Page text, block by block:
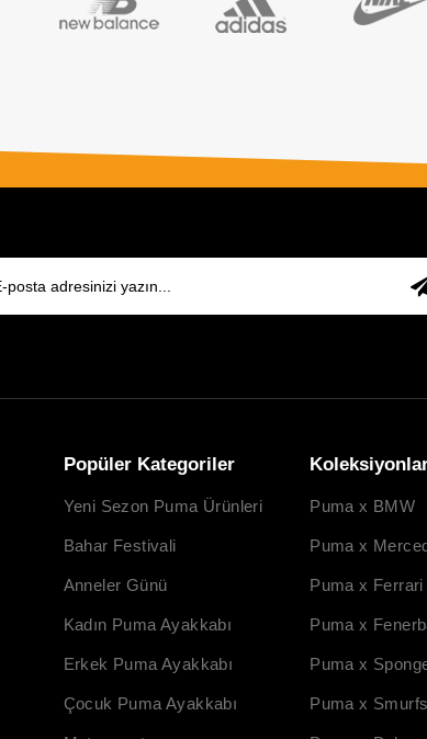
Popüler Kategoriler
Yeni Sezon Puma Ürünleri
Bahar Festivali
Anneler Günü
Kadın Puma Ayakkabı
Erkek Puma Ayakkabı
Çocuk Puma Ayakkabı
Puma x BMW
Puma x
Puma x Ferrari
Puma x
Puma x
Puma x Smurfs